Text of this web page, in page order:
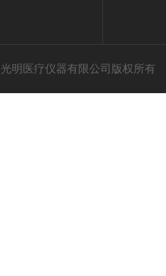
明医疗仪器有限公司版权所有